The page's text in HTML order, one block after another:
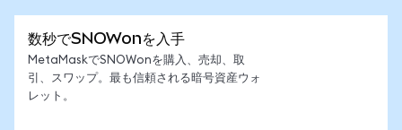
数秒でSNOWonを入手
MetaMaskでSNOWonを購入、売却、取
引、スワップ。最も信頼される暗号資産ウォ
レット。